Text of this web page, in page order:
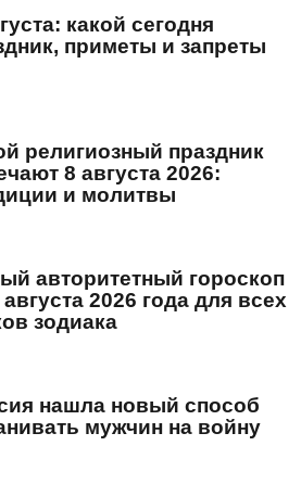
какой сегодня
приметы и запреты
религиозный праздник
8 августа 2026:
и молитвы
авторитетный гороскоп
августа 2026 года для всех
зодиака
нашла новый способ
мужчин на войну